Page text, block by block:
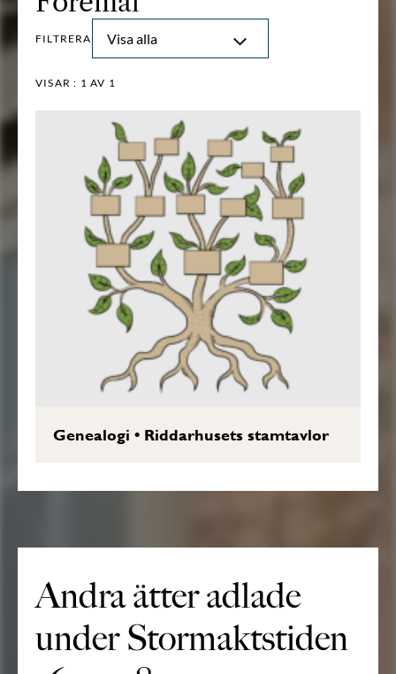
FILTRERA Visa alla
VISAR : 1 AV 1
Genealogi • Riddarhusets stamtavlor
Andra ätter adlade
under Stormaktstiden